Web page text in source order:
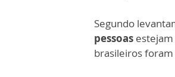
Segundo
pessoas
brasileiros